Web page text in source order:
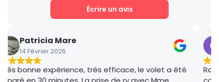
Écrire un avis
Patricia Mare
14 Février 2026
Très bonne expérience, très efficace, le volet a été